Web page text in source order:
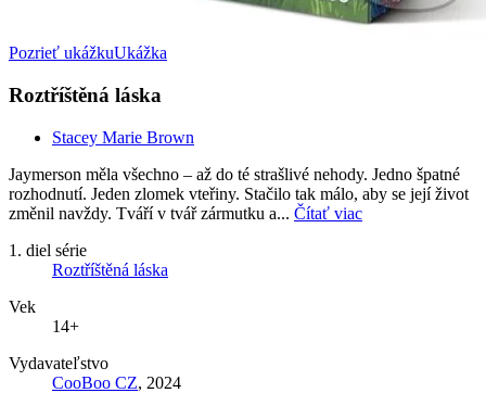
Pozrieť ukážkuUkážka
Roztříštěná láska
Stacey Marie Brown
Jaymerson měla všechno – až do té strašlivé nehody. Jedno špatné
rozhodnutí. Jeden zlomek vteřiny. Stačilo tak málo, aby se její život
změnil navždy. Tváří v tvář zármutku a... Čítať viac
1. diel série
Roztříštěná láska
Vek
14+
Vydavateľstvo
CooBoo CZ, 2024